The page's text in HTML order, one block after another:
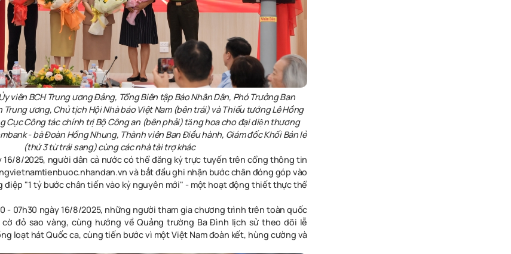
viên BCH Trung ương Đảng, Tổng Biên tập Báo Nhân Dân, Phó Trưởng Ban
Trung ương, Chủ tịch Hội Nhà báo Việt Nam (bên trái) và Thiếu tướng Lê Hồng
Cục Công tác chính trị Bộ Công an (bên phải) tặng hoa cho đại diện thương
- bà Đoàn Hồng Nhung, Thành viên Ban Điều hành, Giám đốc Khối Bán lẻ
(thứ 3 từ trái sang) cùng các nhà tài trợ khác
16/8/2025, người dân cả nước có thể đăng ký trực tuyến trên cổng thông tin
và bắt đầu ghi nhận bước chân đóng góp vào
điệp "1 tỷ bước chân tiến vào kỷ nguyên mới" - một hoạt động thiết thực thể
- 07h30 ngày 16/8/2025, những người tham gia chương trình trên toàn quốc
đỏ sao vàng, cùng hướng về Quảng trường Ba Đình lịch sử theo dõi lễ
loạt hát Quốc ca, cùng tiến bước vì một Việt Nam đoàn kết, hùng cường và